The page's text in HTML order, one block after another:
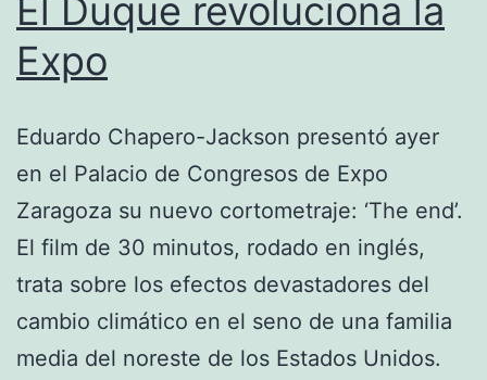
El Duque revoluciona la
Expo
Eduardo Chapero-Jackson presentó ayer
en el Palacio de Congresos de Expo
Zaragoza su nuevo cortometraje: ‘The end’.
El film de 30 minutos, rodado en inglés,
trata sobre los efectos devastadores del
cambio climático en el seno de una familia
media del noreste de los Estados Unidos.